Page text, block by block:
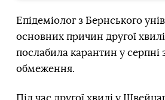
Епідеміолог з Бернського
основних причин другої
послабила карантин у серпні
обмеження.
Під час другої хвилі у